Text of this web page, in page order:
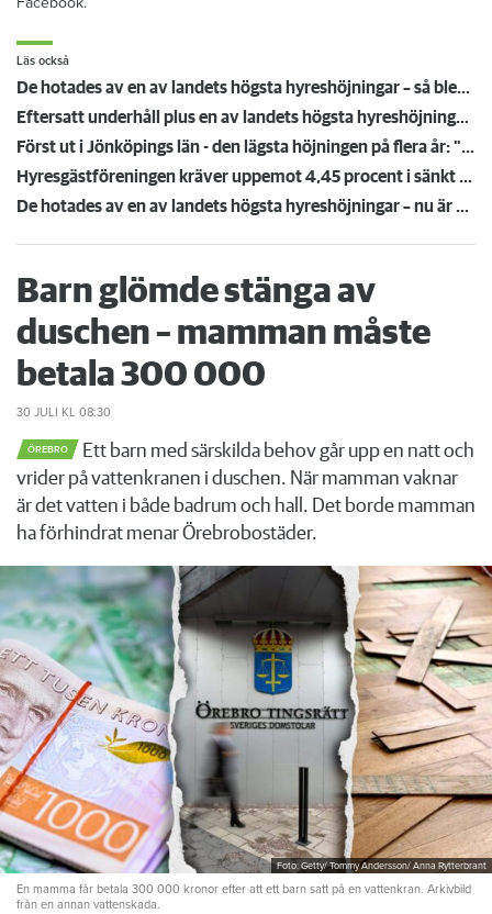
Läs också
De hotades av en av landets högsta hyreshöjningar – så blev det
Eftersatt underhåll plus en av landets högsta hyreshöjningar – hyresgäster får ta smällen för miljonförlusterna
Först ut i Jönköpings län - den lägsta höjningen på flera år: "Vi är på väg neråt nu"
Hyresgästföreningen kräver uppemot 4,45 procent i sänkt hyra: "Gränsen är nådd"
De hotades av en av landets högsta hyreshöjningar – nu är hyrorna klara
Barn glömde stänga av
duschen – mamman måste
betala 300 000
30 JULI KL 08:30
ÖREBRO
Ett barn med särskilda behov går upp en natt och
vrider på vattenkranen i duschen. När mamman vaknar
är det vatten i både badrum och hall. Det borde mamman
ha förhindrat menar Örebrobostäder.
Foto: Getty/ Tommy Andersson/ Anna Rytterbrant
En mamma får betala 300 000 kronor efter att ett barn satt på en vattenkran. Arkivbild
från en annan vattenskada.